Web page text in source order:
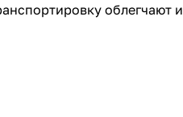
облегчают и